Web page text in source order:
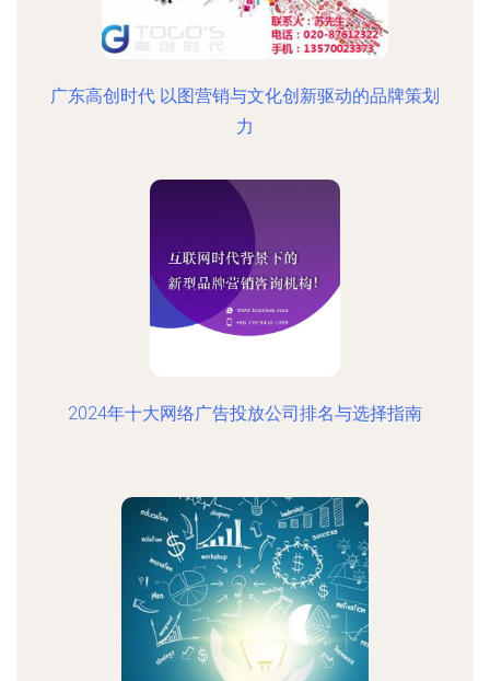
广东高创时代 以图营销与文化创新驱动的品牌策划
力
2024年十大网络广告投放公司排名与选择指南